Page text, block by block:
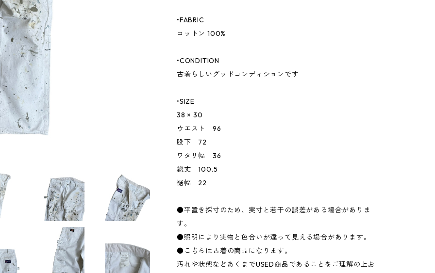
•FABRIC
コットン 100%
•CONDITION
古着らしいグッドコンディションです
•SIZE
38 × 30
ウエスト 96
股下 72
ワタリ幅 36
総丈 100.5
裾幅 22
●平置き採寸のため、実寸と若干の誤差がある場合がありま
す。
●照明により実物と色合いが違って見える場合があります。
●こちらは古着の商品になります。
汚れや状態などあくまでUSED商品であることをご理解の上お